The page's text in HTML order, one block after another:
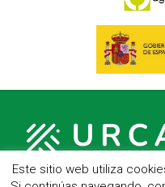
Este sitio web utiliza